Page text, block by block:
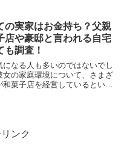
の実家はお金持ち？父親
店や豪邸と言われる自宅
も調査！
なる人も多いのではないでし
女の家庭環境について、さまざ
菓子店を経営しているという
ンク